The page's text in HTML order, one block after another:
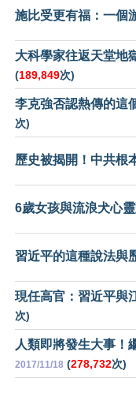
施比受更有福：一個
大科學家往返天堂地
(189,849次)
李克強否認熱傳的這
次)
歷史被揭開！中共根
6歲女孩與流浪犬心
習近平的這種說法與
現任高官：習近平與
次)
人類即將發生大事！
2017/11/18 (278,732次)